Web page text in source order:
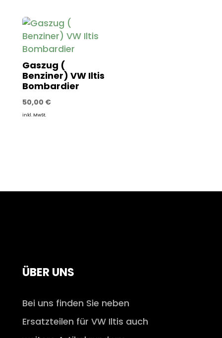
Gaszug (
Benziner) VW Iltis
Bombardier
50,00 €
inkl. MwSt.
ÜBER UNS
Bei uns finden Sie neben
Ersatzteilen für VW Iltis auch